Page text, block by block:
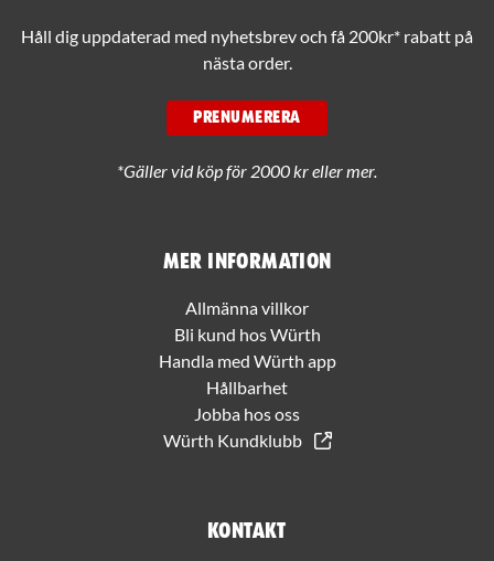
Mer information
Allmänna villkor
Bli kund hos Würth
Handla med Würth app
Hållbarhet
Jobba hos oss
Würth Kundklubb
Kontakt
Håll dig uppdaterad med nyhetsbrev och få 200kr* rabatt på
nästa order.
PRENUMERERA
*Gäller vid köp för 2000 kr eller mer.